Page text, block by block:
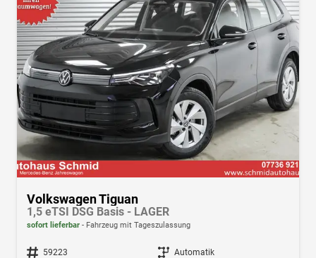
Volkswagen Tiguan
1,5 eTSI DSG Basis - LAGER
sofort lieferbar Fahrzeug mit Tageszulassung
Fahrzeugnr. 59223 Getriebe Automatik